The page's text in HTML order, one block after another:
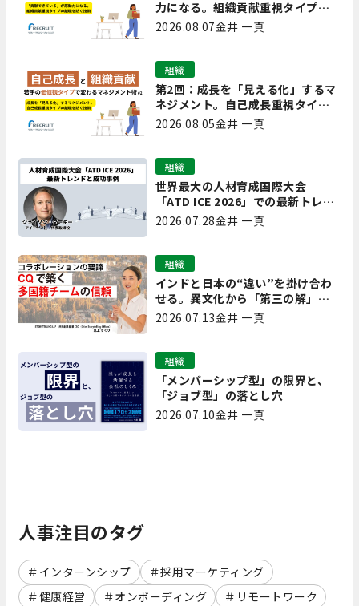
力になる。組織貢献重視タイプの
離職を防ぐ技術
2026.08.07金井 一真
第2回：成長を「見える化」するマ
ネジメント。自己成長重視タイプ
の離職を防ぐ技術
組織
2026.08.05金井 一真
世界最大の人材育成国際大会
「ATD ICE 2026」での最新トレン
ドと成功事例｜「重要で実用的
な、日本にも合う」ホットトピッ
組織
2026.07.28金井 一真
インドと日本の“違い”を掛け合わ
せる。異文化から「第三の解」を
生み出す実践【現場を変えるCQ白
組織
2026.07.13金井 一真
「メンバーシップ型」の限界と、
「ジョブ型」の落とし穴
組織
2026.07.10金井 一真
人事注目のタグ
インターンシップ
採用マーケティング
健康経営
オンボーディング
リモートワーク